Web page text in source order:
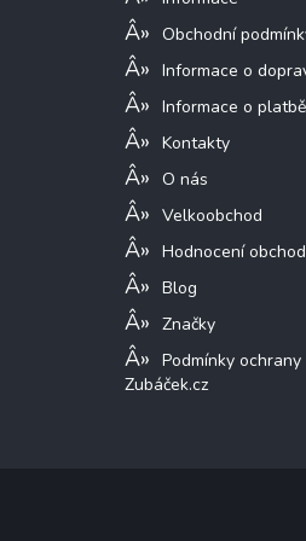
Obchodní
Informace o
Informace o platbě
Kontakty
O nás
Velkoobchod
Hodnocení
Blog
Značky
Podmínky
Zubáček.cz